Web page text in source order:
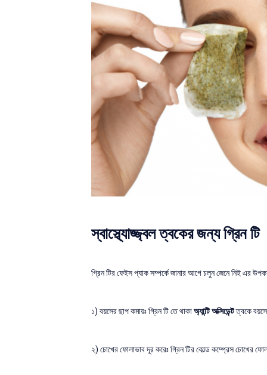
স্বাস্থ্যোজ্জ্বল ত্বকের জন্য গ্রিন টি
গ্রিন টির ফেইস প্যাক সম্পর্কে জানার আগে চলুন জেনে নিই এর
১) বয়সের ছাপ কমায়ঃ গ্রিন টি তে থাকাঅ্যান্টি অক্সিডেন্টত্বকে
২) চোখের ফোলাভাব দূর করেঃ গ্রিন টির কোল্ড কম্প্রেস চোখের